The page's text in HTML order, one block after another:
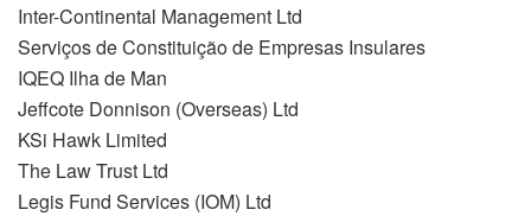
Inter-Continental Management Ltd
Serviços de Constituição de Empresas Insulares
IQEQ Ilha de Man
Jeffcote Donnison (Overseas) Ltd
KSi Hawk Limited
The Law Trust Ltd
Legis Fund Services (IOM) Ltd